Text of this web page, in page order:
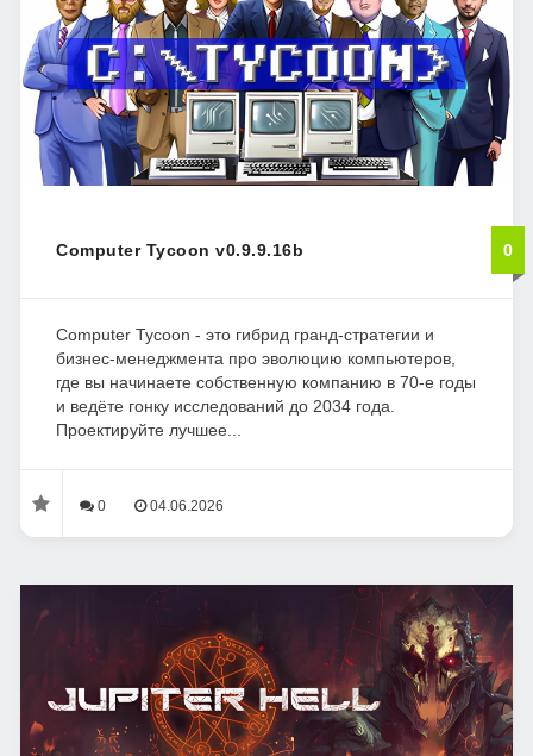
Computer Tycoon v0.9.9.16b 0
Computer Tycoon - это гибрид гранд-стратегии и
бизнес‑менеджмента про эволюцию компьютеров,
где вы начинаете собственную компанию в 70‑е годы
и ведёте гонку исследований до 2034 года.
Проектируйте лучшее...
0 04.06.2026